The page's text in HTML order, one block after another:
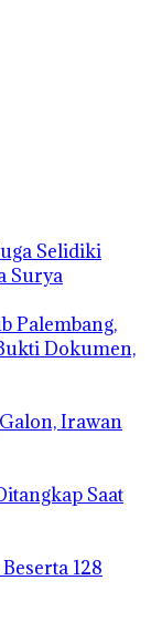
Selidiki
Surya
Palembang,
Dokumen,
Irawan
Saat
128